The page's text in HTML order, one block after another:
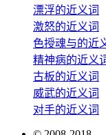
漂浮的近义词
激怒的近义词
色授魂与的近
精神病的近义
古板的近义词
威武的近义词
对手的近义词